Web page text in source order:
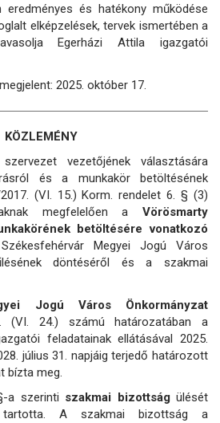
eredményes és hatékony működése
elképzelések, tervek ismertében a
Egerházi Attila igazgatói
2025. október 17.
KÖZLEMÉNY
vezetőjének választására
és a munkakör betöltésének
(VI. 15.) Korm. rendelet 6. § (3)
megfelelően a Vörösmarty
betöltésére vonatkozó
Székesfehérvár Megyei Jogú Város
döntéséről és a szakmai
Jogú Város Önkormányzat
(VI. 24.) számú határozatában a
feladatainak ellátásával 2025.
július 31. napjáig terjedő határozott
bízta meg.
a szerinti szakmai bizottságülését
A szakmai bizottság a